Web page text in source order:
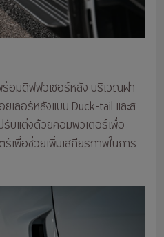
อมดิฟฟิวเซอร์หลัง บริเวณฝา
ยเลอร์หลังแบบ Duck-tail และส
รับแต่งด้วยคอมพิวเตอร์เพื่อ
เพื่อช่วยเพิ่มเสถียรภาพในการ